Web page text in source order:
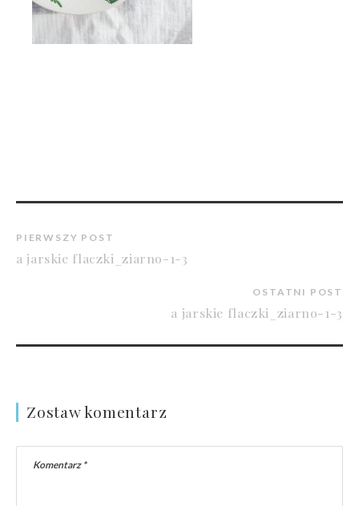
PIERWSZY POST
a jarskie flaczki_ziarno-1-3
OSTATNI POST
a jarskie flaczki_ziarno-1-3
Zostaw komentarz